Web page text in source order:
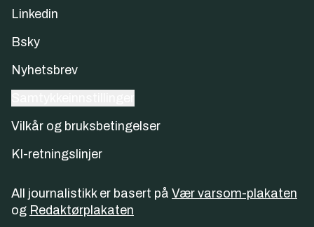
Linkedin
Bsky
Nyhetsbrev
Vilkår og bruksbetingelser
KI-retningslinjer
All journalistikk er basert på Vær varsom-plakaten
og Redaktørplakaten